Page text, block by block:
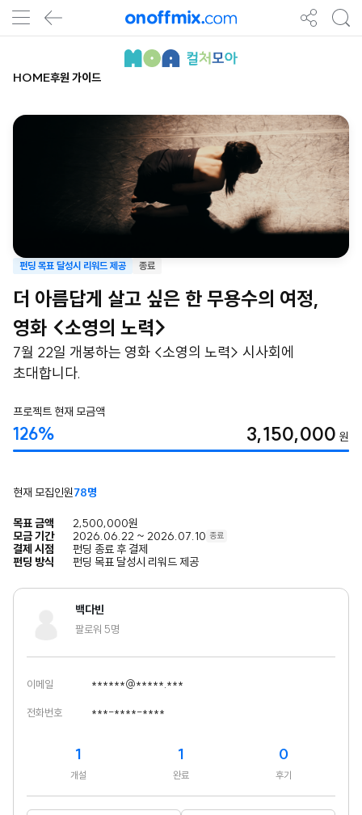
HOME후원 가이드
펀딩 목표 달성시 리워드 제공 종료
더 아름답게 살고 싶은 한 무용수의 여정,
영화 <소영의 노력>
7월 22일 개봉하는 영화 <소영의 노력> 시사회에
초대합니다.
프로젝트 현재 모금액
126% 3,150,000 원
현재 모집인원78명
목표 금액
2,500,000원
모금 기간
2026.06.22 ~ 2026.07.10 종료
결제 시점
펀딩 종료 후 결제
펀딩 방식
펀딩 목표 달성시 리워드 제공
백다빈
팔로워 5명
이메일 ******@*****.***
전화번호 ***-****-****
1
개설
1
완료
0
후기